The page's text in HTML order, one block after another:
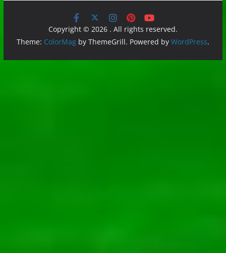
Copyright © 2026 . All rights reserved.
Theme: ColorMagby ThemeGrill. Powered by WordPress.